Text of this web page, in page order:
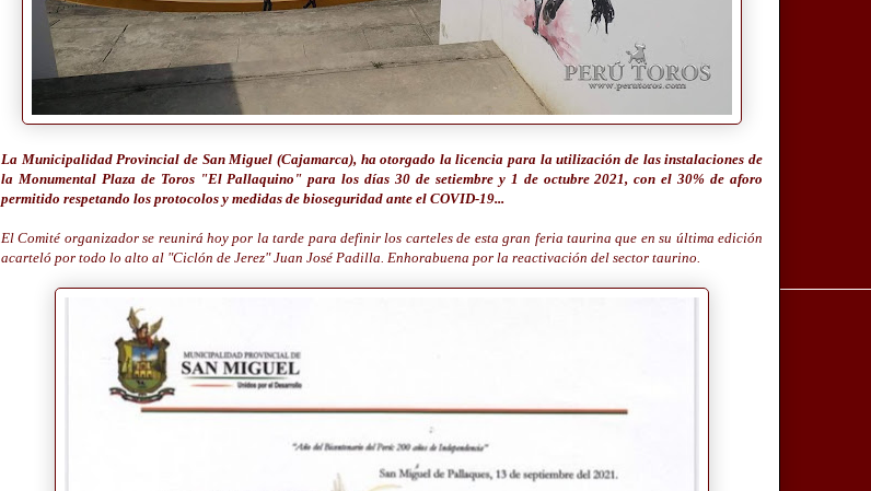
La Municipalidad Provincial de San Miguel (Cajamarca), ha otorgado la licencia para la utilización de las instalaciones de
la Monumental Plaza de Toros "El Pallaquino" para los días 30 de setiembre y 1 de octubre 2021, con el 30% de aforo
permitido respetando los protocolos y medidas de bioseguridad ante el COVID-19...
El Comité organizador se reunirá hoy por la tarde para definir los carteles de esta gran feria taurina que en su última edición
acarteló por todo lo alto al "Ciclón de Jerez" Juan José Padilla. Enhorabuena por la reactivación del sector taurino.